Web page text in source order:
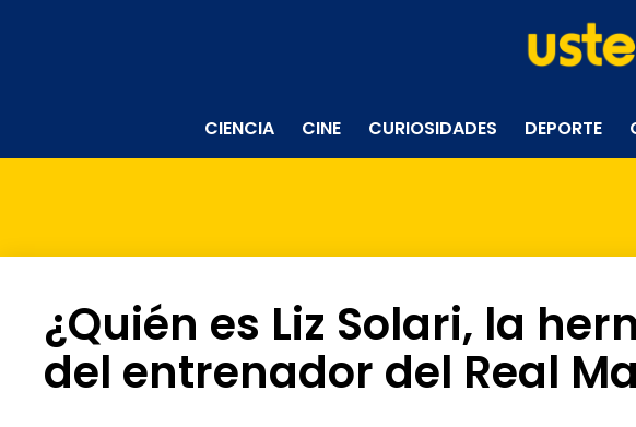
CIENCIA CINE CURIOSIDADES DEPORTE
¿Quién es Liz Solari, la
del entrenador del Real